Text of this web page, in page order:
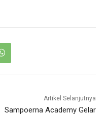
Artikel Selanjutnya
Sampoerna Academy Gelar